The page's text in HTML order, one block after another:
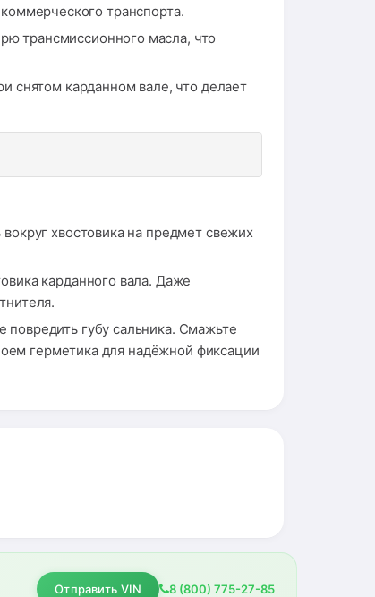
транспорта.
трансмиссионного масла, что
снятом карданном вале, что делает
хвостовика на предмет свежих
карданного вала. Даже
повредить губу сальника. Смажьте
герметика для надёжной фиксации
Отправить VIN 8 (800) 775-27-85